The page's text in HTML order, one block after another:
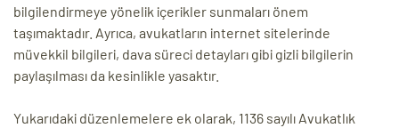
bilgilendirmeye yönelik içerikler sunmaları önem
taşımaktadır. Ayrıca, avukatların internet sitelerinde
müvekkil bilgileri, dava süreci detayları gibi gizli bilgilerin
paylaşılması da kesinlikle yasaktır.
Yukarıdaki düzenlemelere ek olarak, 1136 sayılı Avukatlık